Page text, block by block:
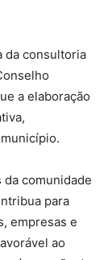
da consultoria
a elaboração
comunidade
para
empresas e
ao